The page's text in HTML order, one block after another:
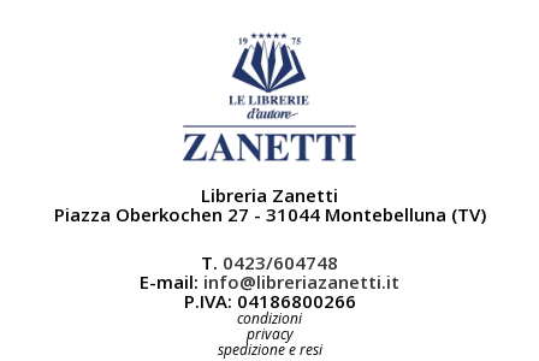
Libreria Zanetti
Piazza Oberkochen 27 - 31044 Montebelluna (TV)
T. 0423/604748
E-mail: info@libreriazanetti.it
P.IVA: 04186800266
condizioni
privacy
spedizione e resi